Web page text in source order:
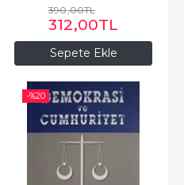
Sepete Ekle
390,00TL
312,00TL
-%20